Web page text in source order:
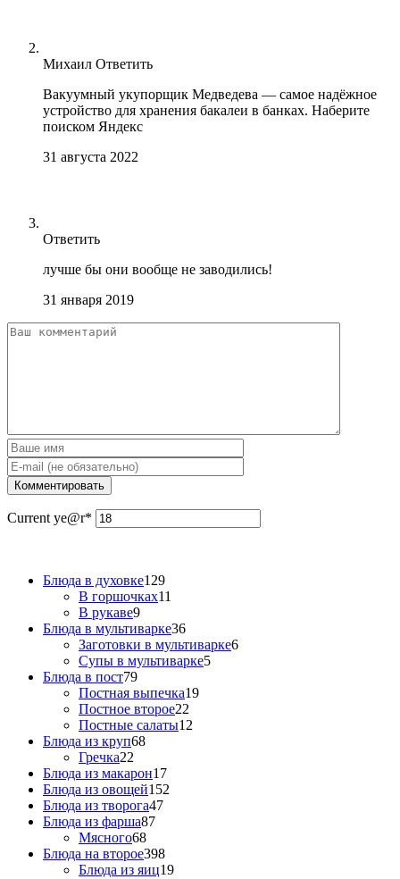
Михаил Ответить
Вакуумный укупорщик Медведева — самое надёжное
устройство для хранения бакалеи в банках. Наберите
поиском Яндекс
31 августа 2022
Ответить
лучше бы они вообще не заводились!
31 января 2019
Current ye@r*
Блюда в духовке129
В горшочках11
В рукаве9
Блюда в мультиварке36
Заготовки в мультиварке6
Супы в мультиварке5
Блюда в пост79
Постная выпечка19
Постное второе22
Постные салаты12
Блюда из круп68
Гречка22
Блюда из макарон17
Блюда из овощей152
Блюда из творога47
Блюда из фарша87
Мясного68
Блюда на второе398
Блюда из яиц19